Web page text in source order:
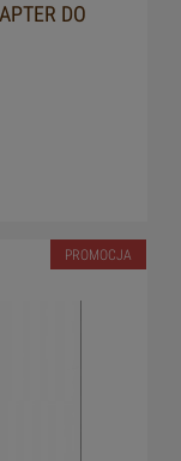
DO
PROMOCJA